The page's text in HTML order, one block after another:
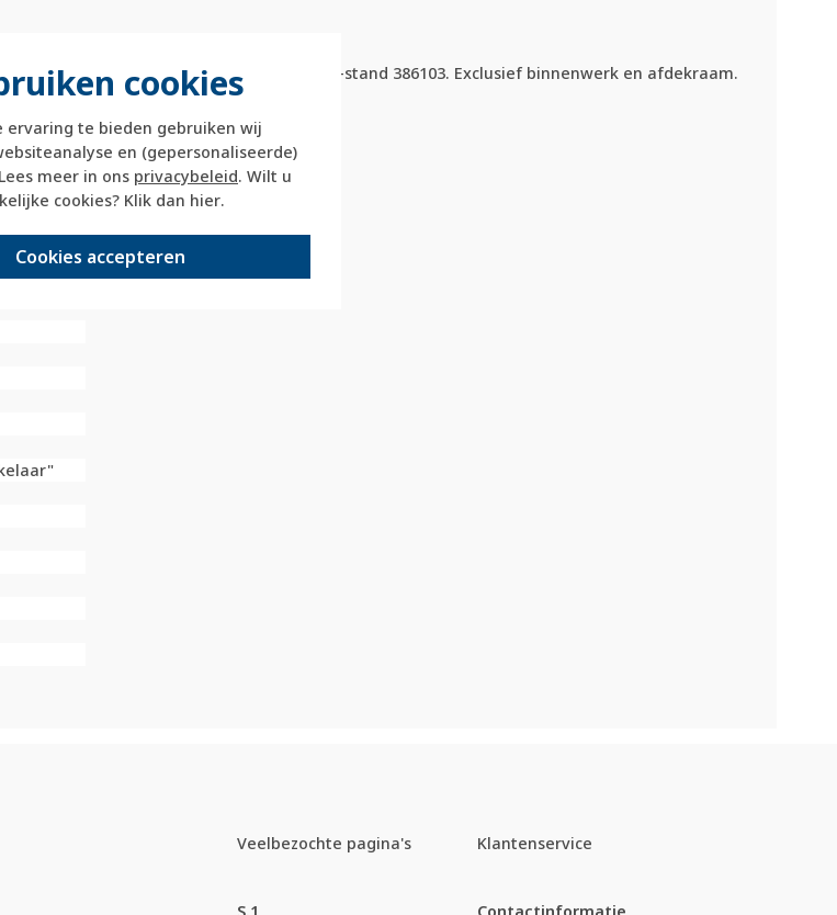
cookies
ervaring te bieden gebruiken wij
en (gepersonaliseerde)
meer in ons privacybeleid. Wilt u
cookies? Klik dan hier.
Cookies accepteren
voor driestandenschakelaar met 0-stand 386103. Exclusief binnenwerk en afdekraam.
Veelbezochte pagina's Klantenservice